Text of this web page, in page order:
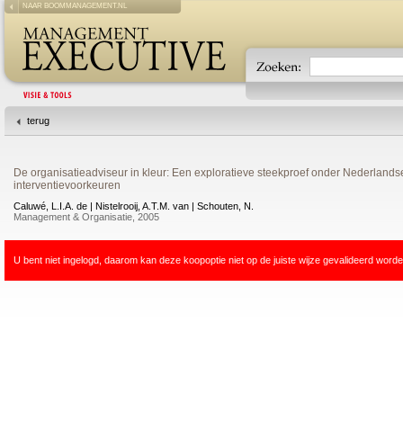
NAAR BOOMMANAGEMENT.NL
terug
De organisatieadviseur in kleur: Een exploratieve steekproef onder
interventievoorkeuren
Caluwé, L.I.A. de | Nistelrooij, A.T.M. van | Schouten, N.
Management & Organisatie, 2005
U bent niet ingelogd, daarom kan deze koopoptie niet op de juiste wijze gevalideerd